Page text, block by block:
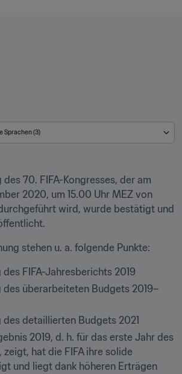
Sprachen (3)
des 70. FIFA-Kongresses, der am
2020, um 15.00 Uhr MEZ von
wird, wurde bestätigt und
stehen u. a. folgende Punkte:
FIFA-Jahresberichts 2019
des überarbeiteten Budgets 2019–
des detaillierten Budgets 2021
2019, d. h. für das erste Jahr des
zeigt, hat die FIFA ihre solide
und liegt dank höheren Erträgen